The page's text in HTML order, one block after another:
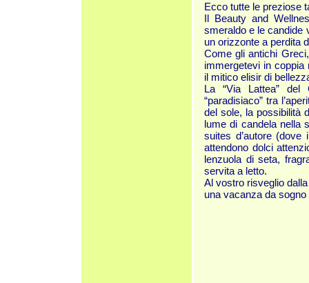
Ecco tutte le preziose
Il Beauty and
smeraldo e le candide
un orizzonte a perdita
Come gli antichi
immergetevi in coppia
il mitico elisir di
La “Via Lattea”
“paradisiaco” tra
del sole, la possibilità
lume di candela nella
suites d’autore (dove
attendono dolci
lenzuola di seta,
servita a letto.
Al vostro risveglio
una vacanza da